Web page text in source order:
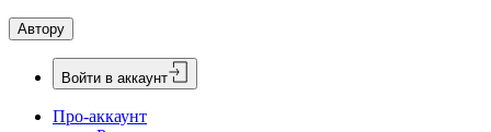
Автору
Войти в аккаунт
Про-аккаунт